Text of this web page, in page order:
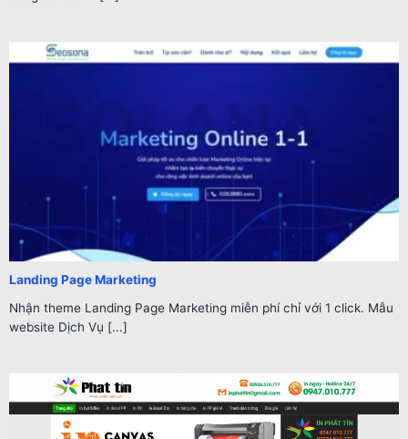
Landing Page Marketing
Nhận theme Landing Page Marketing miễn phí chỉ với 1 click. Mẫu
website Dịch Vụ [...]